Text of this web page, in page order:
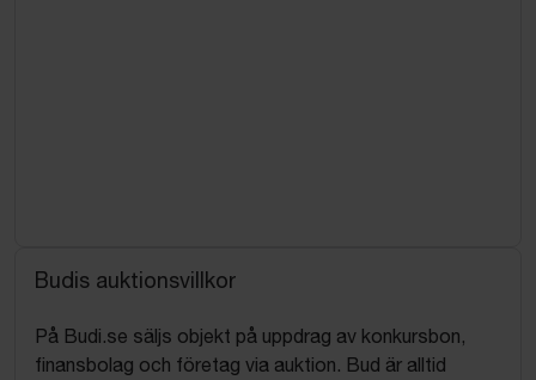
Budis auktionsvillkor
På Budi.se säljs objekt på uppdrag av konkursbon,
finansbolag och företag via auktion. Bud är alltid